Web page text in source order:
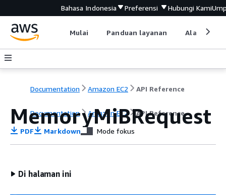
Bahasa Indonesia Preferensi Hubungi Kami
Mulai Panduan layanan Alat
Documentation Amazon EC2 API Reference
Documentation Amazon EC2 API Reference
MemoryMiBRequest
PDF Markdown Mode fokus
Di halaman ini